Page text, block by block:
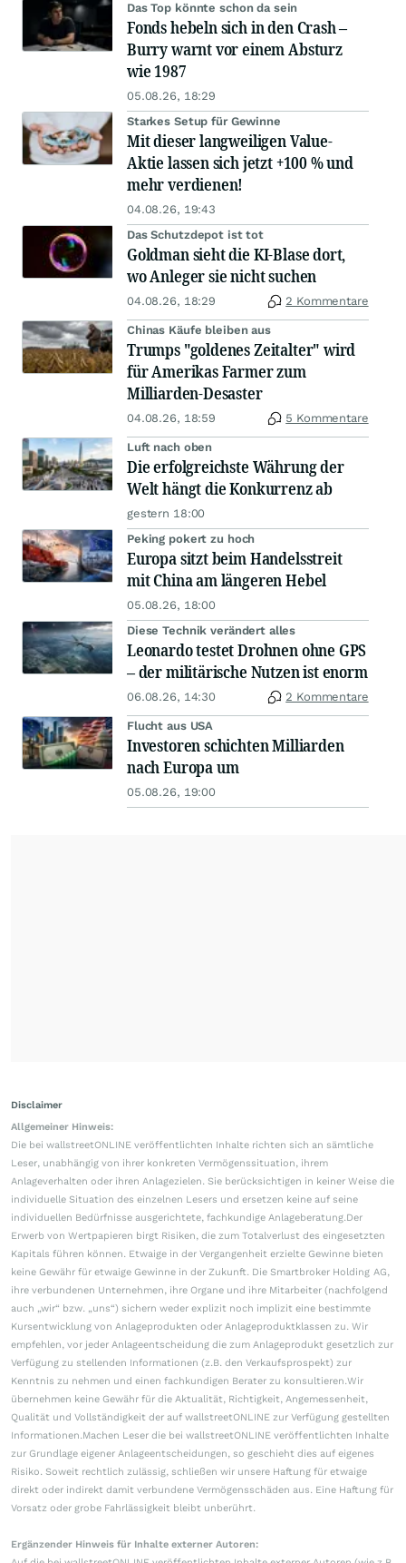
Das Top könnte schon da sein
Fonds hebeln sich in den Crash –
Burry warnt vor einem Absturz
wie 1987
05.08.26, 18:29
Starkes Setup für Gewinne
Mit dieser langweiligen Value-
Aktie lassen sich jetzt +100 % und
mehr verdienen!
04.08.26, 19:43
Das Schutzdepot ist tot
Goldman sieht die KI-Blase dort,
wo Anleger sie nicht suchen
04.08.26, 18:29 2 Kommentare
Chinas Käufe bleiben aus
Trumps "goldenes Zeitalter" wird
für Amerikas Farmer zum
Milliarden-Desaster
04.08.26, 18:59 5 Kommentare
Luft nach oben
Die erfolgreichste Währung der
Welt hängt die Konkurrenz ab
gestern 18:00
Peking pokert zu hoch
Europa sitzt beim Handelsstreit
mit China am längeren Hebel
05.08.26, 18:00
Diese Technik verändert alles
Leonardo testet Drohnen ohne GPS
– der militärische Nutzen ist enorm
06.08.26, 14:30 2 Kommentare
Flucht aus USA
Investoren schichten Milliarden
nach Europa um
05.08.26, 19:00
Disclaimer
Allgemeiner Hinweis:
Die bei wallstreetONLINE veröffentlichten Inhalte richten sich an sämtliche
Leser, unabhängig von ihrer konkreten Vermögenssituation, ihrem
Anlageverhalten oder ihren Anlagezielen. Sie berücksichtigen in keiner Weise die
individuelle Situation des einzelnen Lesers und ersetzen keine auf seine
individuellen Bedürfnisse ausgerichtete, fachkundige Anlageberatung.Der
Erwerb von Wertpapieren birgt Risiken, die zum Totalverlust des eingesetzten
Kapitals führen können. Etwaige in der Vergangenheit erzielte Gewinne bieten
keine Gewähr für etwaige Gewinne in der Zukunft. Die Smartbroker Holding AG,
ihre verbundenen Unternehmen, ihre Organe und ihre Mitarbeiter (nachfolgend
auch „wir“ bzw. „uns“) sichern weder explizit noch implizit eine bestimmte
Kursentwicklung von Anlageprodukten oder Anlageproduktklassen zu. Wir
empfehlen, vor jeder Anlageentscheidung die zum Anlageprodukt gesetzlich zur
Verfügung zu stellenden Informationen (z.B. den Verkaufsprospekt) zur
Kenntnis zu nehmen und einen fachkundigen Berater zu konsultieren.Wir
übernehmen keine Gewähr für die Aktualität, Richtigkeit, Angemessenheit,
Qualität und Vollständigkeit der auf wallstreetONLINE zur Verfügung gestellten
Informationen.Machen Leser die bei wallstreetONLINE veröffentlichten Inhalte
zur Grundlage eigener Anlageentscheidungen, so geschieht dies auf eigenes
Risiko. Soweit rechtlich zulässig, schließen wir unsere Haftung für etwaige
direkt oder indirekt damit verbundene Vermögensschäden aus. Eine Haftung für
Vorsatz oder grobe Fahrlässigkeit bleibt unberührt.
Ergänzender Hinweis für Inhalte externer Autoren: